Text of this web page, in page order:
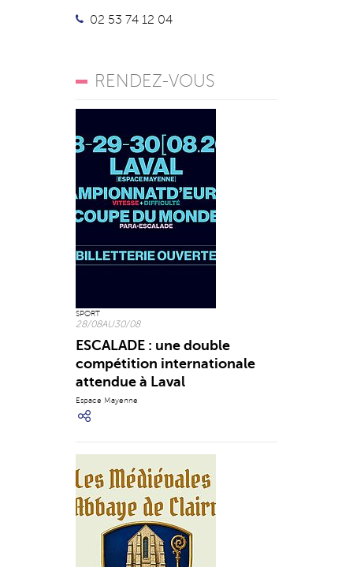
02 53 74 12 04
RENDEZ-VOUS
SPORT
28/08AU30/08
ESCALADE : une double
compétition internationale
attendue à Laval
Espace Mayenne